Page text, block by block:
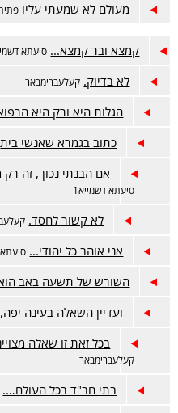
מעולם לא שמעתי עליו
קמצא ובר קמצא... סיעתא
לא בדיוק. קעלעברימבאר
הגלות היא ורק היא
כתוב בגמרא שאנשי בית
אם הבנתי נכון , זה
סיעתא דשמייא1
לא קשור לחסד.
אני אוהב כל יהודי... סיעתא
השורש של תשעה באב
ועדיין השאלה בעינה
בכל זאת זו שאלה
קעלעברימבאר
בתי חב"ד בכל העולם….